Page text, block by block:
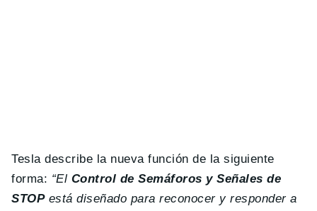
Tesla describe la nueva función de la siguiente
forma: “El Control de Semáforos y Señales de
STOPestá diseñado para reconocer y responder a